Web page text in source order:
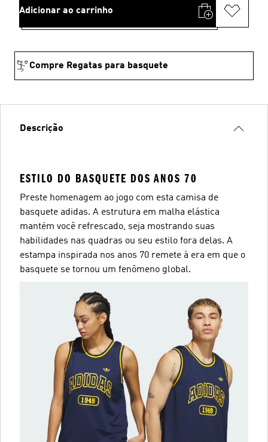
Adicionar ao carrinho
Compre Regatas para basquete
Descrição
ESTILO DO BASQUETE DOS ANOS 70
Preste homenagem ao jogo com esta camisa de
basquete adidas. A estrutura em malha elástica
mantém você refrescado, seja mostrando suas
habilidades nas quadras ou seu estilo fora delas. A
estampa inspirada nos anos 70 remete à era em que o
basquete se tornou um fenômeno global.